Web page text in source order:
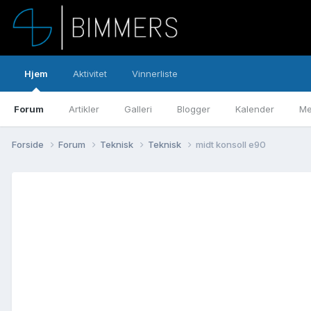
Hjem
Forum Artikler Galleri Blogger Kalender
Aktivitet Vinnerliste
Forside Forum Teknisk Teknisk midt konsoll e90